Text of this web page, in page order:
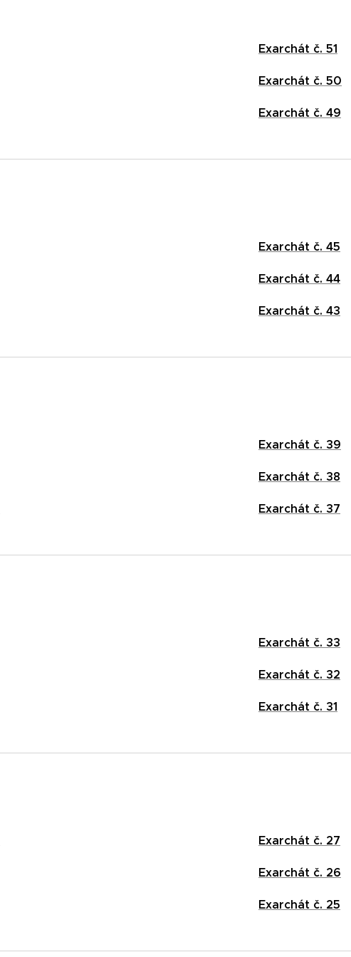
Exarchát č. 51
Exarchát č. 50
Exarchát č. 49
Exarchát č. 45
Exarchát č. 44
Exarchát č. 43
Exarchát č. 39
Exarchát č. 38
Exarchát č. 37
Exarchát č. 33
Exarchát č. 32
Exarchát č. 31
Exarchát č. 27
Exarchát č. 26
Exarchát č. 25